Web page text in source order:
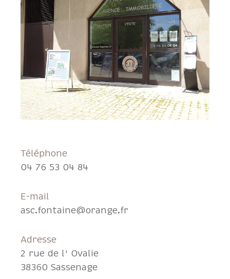
Téléphone
04 76 53 04 84
E-mail
asc.fontaine@orange.fr
Adresse
2 rue de l' Ovalie
38360 Sassenage